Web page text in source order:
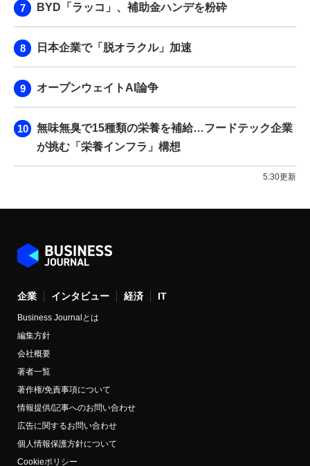
BYD「ラッコ」、補助金ハンデを粉砕
日本企業で「脱オラクル」加速
オープンウェイトAI論争
無味無臭で15種類の栄養を補給…フードテック企業
が挑む「栄養インフラ」構想
5:30更新
企業 インタビュー 経済 IT
Business Journalとは
編集方針
会社概要
著者一覧
著作権/免責事項について
情報提供/記事へのお問い合わせ
広告に関するお問い合わせ
個人情報保護方針について
Cookieポリシー